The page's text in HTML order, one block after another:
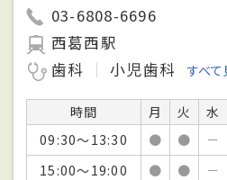
03-6808-6696
西葛西駅
歯科
小児歯科 すべて
時間 月 火 水
09:30～13:30
● ● －
15:00～19:00
● ● －